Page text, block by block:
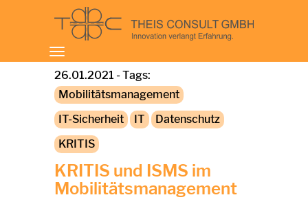
Toggle
navigation
26.01.2021 - Tags:
Mobilitätsmanagement
IT-Sicherheit
IT
Datenschutz
KRITIS
KRITIS und ISMS im
Mobilitätsmanagement